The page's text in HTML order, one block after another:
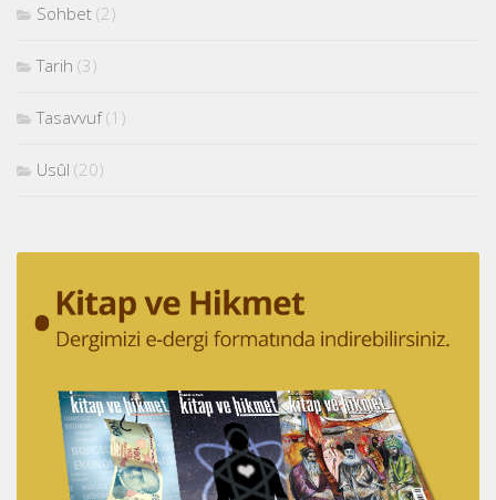
Sohbet (2)
Tarih (3)
Tasavvuf(1)
Usûl (20)